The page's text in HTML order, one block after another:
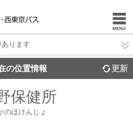
ります
の位置情報 更新
保健所
のほけんじょ